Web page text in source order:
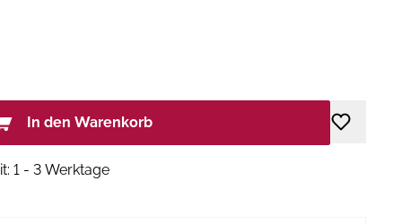
In den Warenkorb
1 - 3 Werktage